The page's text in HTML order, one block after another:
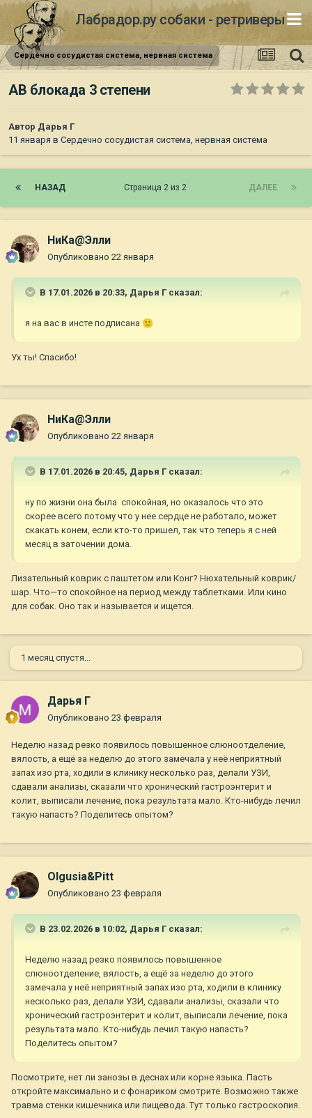
Лабрадор.ру собаки - ретриверы
Сердечно сосудистая система, нервная система
АВ блокада 3 степени
Автор Дарья Г
11 января в Сердечно сосудистая система, нервная система
НАЗАД ДАЛЕЕ
Страница 2 из 2
НиКа@Элли
Опубликовано 22 января
В 17.01.2026 в 20:33, Дарья Г сказал:
я на вас в инсте подписана 🙂
Ух ты! Спасибо!
НиКа@Элли
Опубликовано 22 января
В 17.01.2026 в 20:45, Дарья Г сказал:
ну по жизни она была спокойная, но оказалось что это
скорее всего потому что у нее сердце не работало, может
скакать конем, если кто-то пришел, так что теперь я с ней
месяц в заточении дома.
Лизательный коврик с паштетом или Конг? Нюхательный коврик/
шар. Что—то спокойное на период между таблетками. Или кино
для собак. Оно так и называется и ищется.
1 месяц спустя...
Дарья Г
Опубликовано 23 февраля
Неделю назад резко появилось повышенное слюноотделение,
вялость, а ещё за неделю до этого замечала у неё неприятный
запах изо рта, ходили в клинику несколько раз, делали УЗИ,
сдавали анализы, сказали что хронический гастроэнтерит и
колит, выписали лечение, пока результата мало. Кто-нибудь лечил
такую напасть? Поделитесь опытом?
Olgusia&Pitt
Опубликовано 23 февраля
В 23.02.2026 в 10:02, Дарья Г сказал:
Неделю назад резко появилось повышенное
слюноотделение, вялость, а ещё за неделю до этого
замечала у неё неприятный запах изо рта, ходили в клинику
несколько раз, делали УЗИ, сдавали анализы, сказали что
хронический гастроэнтерит и колит, выписали лечение, пока
результата мало. Кто-нибудь лечил такую напасть?
Поделитесь опытом?
Посмотрите, нет ли занозы в деснах или корне языка. Пасть
откройте максимально и с фонариком смотрите. Возможно также
травма стенки кишечника или пищевода. Тут только гастроскопия.